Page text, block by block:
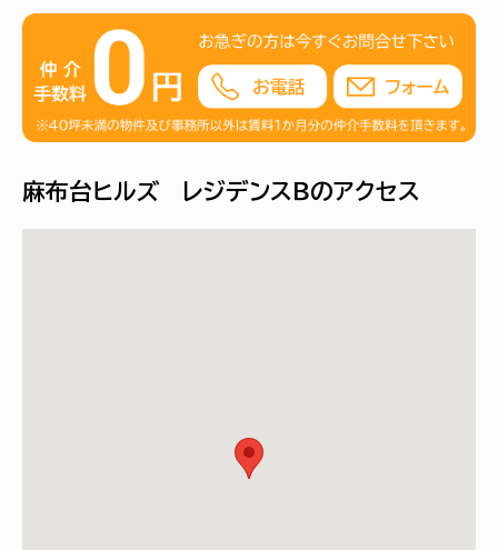
麻布台ヒルズ レジデンスＢのアクセス